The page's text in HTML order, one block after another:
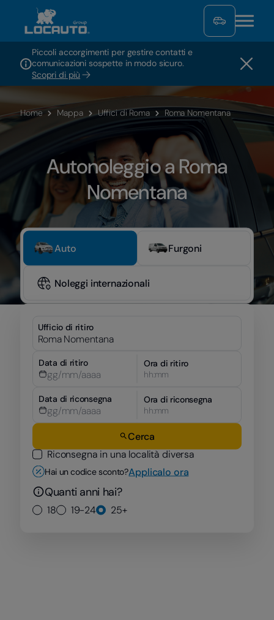
Piccoli accorgimenti per gestire contatti e
comunicazioni sospette in modo sicuro.
Scopri di più
Home Mappa Uffici di Roma Roma Nomentana
Autonoleggio a Roma
Nomentana
Auto Furgoni
Noleggi internazionali
Ufficio di ritiro
Data di ritiro
Ora di ritiro
hh:mm
Data di riconsegna
Ora di riconsegna
hh:mm
Cerca
Riconsegna in una località diversa
Hai un codice sconto?Applicalo ora
Quanti anni hai?
18 19-24 25+